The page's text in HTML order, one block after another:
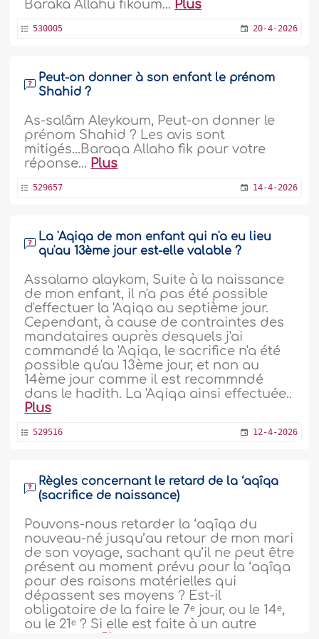
Baraka Allahu fikoum... Plus
530005 20-4-2026
Peut-on donner à son enfant le prénom
Shahid ?
As-salâm Aleykoum, Peut-on donner le
prénom Shahid ? Les avis sont
mitigés...Baraqa Allaho fik pour votre
réponse... Plus
529657 14-4-2026
La 'Aqiqa de mon enfant qui n'a eu lieu
qu'au 13ème jour est-elle valable ?
Assalamo alaykom, Suite à la naissance
de mon enfant, il n'a pas été possible
d'effectuer la 'Aqiqa au septième jour.
Cependant, à cause de contraintes des
mandataires auprès desquels j'ai
commandé la 'Aqiqa, le sacrifice n'a été
possible qu'au 13ème jour, et non au
14ème jour comme il est recommndé
dans le hadith. La 'Aqiqa ainsi effectuée..
Plus
529516 12-4-2026
Règles concernant le retard de la ‘aqîqa
(sacrifice de naissance)
Pouvons-nous retarder la ‘aqîqa du
nouveau-né jusqu’au retour de mon mari
de son voyage, sachant qu’il ne peut être
présent au moment prévu pour la ‘aqîqa
pour des raisons matérielles qui
dépassent ses moyens ? Est-il
obligatoire de la faire le 7ᵉ jour, ou le 14ᵉ,
ou le 21ᵉ ? Si elle est faite à un autre